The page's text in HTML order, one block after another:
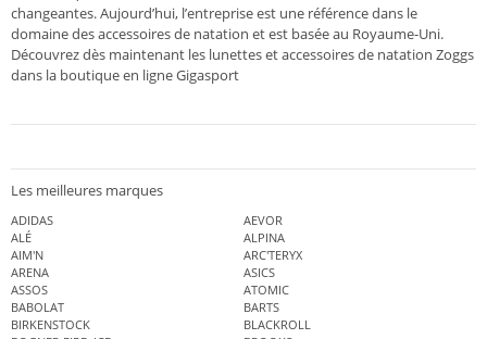
changeantes. Aujourd’hui, l’entreprise est une référence dans le
domaine des accessoires de natation et est basée au Royaume-Uni.
Découvrez dès maintenant les lunettes et accessoires de natation Zoggs
dans la boutique en ligne Gigasport
Les meilleures marques
ADIDAS
AEVOR
ALÉ
ALPINA
AIM'N
ARC'TERYX
ARENA
ASICS
ASSOS
ATOMIC
BABOLAT
BARTS
BIRKENSTOCK
BLACKROLL